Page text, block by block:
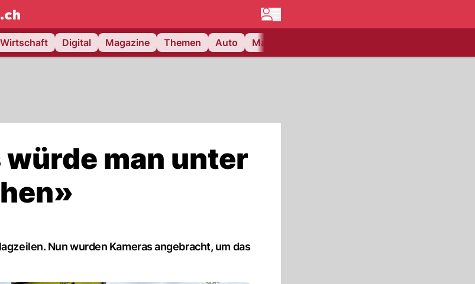
Wirtschaft Digital Magazine Themen Auto Matchcenter
man unter
Nun wurden Kameras angebracht, um das